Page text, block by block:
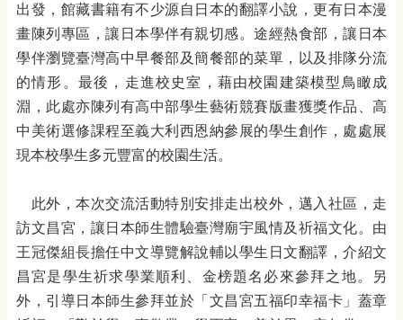
出發，館藏書籍有不少源自日本的翻譯小說，更有日本漫
畫陳列專區，讓日本學伴有親切感。途經熱食部，讓日本
學伴瀏覽臺灣高中早餐部及簡餐部的菜單，以及排隊分流
的情形。最後，走進校史室，藉由校園建築模型鳥瞰成
淵，此處亦陳列有高中部學生藝術競賽版畫獲獎作品、高
中美術選修課程至義大利西恩納參展的學生創作，處處展
現本校學生多元豐富的校園生活。
此外，本次交流活動特別安排走出校外，邁入社區，走
訪文昌宮，讓日本師生體驗臺灣廟宇風情及祈福文化。由
王冠傑組長擔任中文導覽解說輔以學生日文翻譯，介紹文
昌宮是學生祈求學業順利、金榜題名必來參拜之地。另
外，引導日本師生參拜並於「文昌宮五福印幸福卡」蓋章